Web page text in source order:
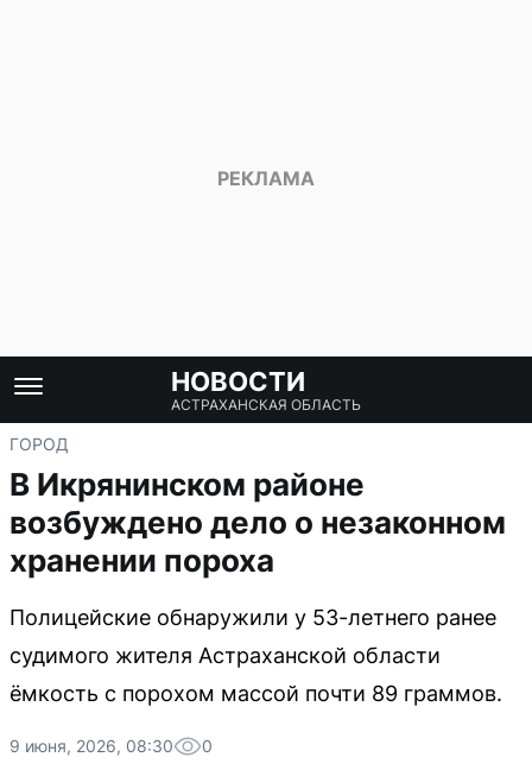
НОВОСТИ
АСТРАХАНСКАЯ ОБЛАСТЬ
ГОРОД
В Икрянинском районе
возбуждено дело о незаконном
хранении пороха
Полицейские обнаружили у 53-летнего ранее
судимого жителя Астраханской области
ёмкость с порохом массой почти 89 граммов.
9 июня, 2026, 08:30 0